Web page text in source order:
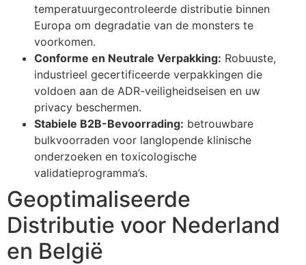
temperatuurgecontroleerde distributie binnen
Europa om degradatie van de monsters te
voorkomen.
Conforme en Neutrale Verpakking: Robuuste,
industrieel gecertificeerde verpakkingen die
voldoen aan de ADR-veiligheidseisen en uw
privacy beschermen.
Stabiele B2B-Bevoorrading: betrouwbare
bulkvoorraden voor langlopende klinische
onderzoeken en toxicologische
validatieprogramma’s.
Geoptimaliseerde
Distributie voor Nederland
en België